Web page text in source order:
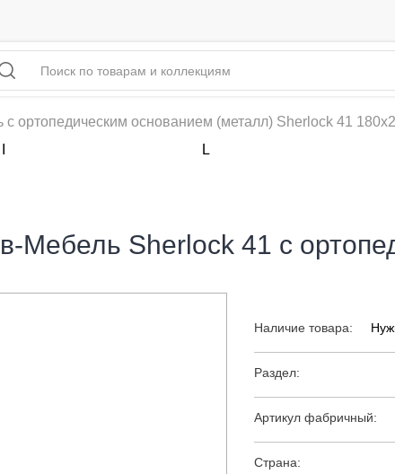
c ортопедическим основанием (металл) Sherlock 41
L
Мебель Sherlock 41 с
Наличие товара:
Раздел:
Артикул фабричный:
Страна: